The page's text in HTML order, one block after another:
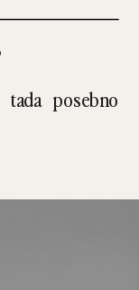
posebno